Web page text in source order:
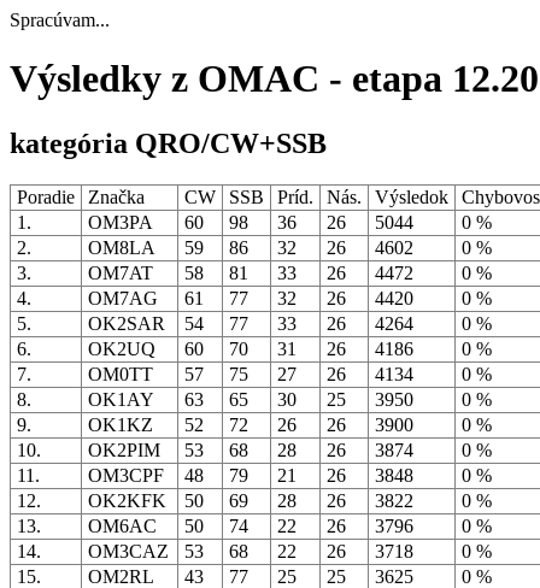
Spracúvam...
Výsledky z OMAC - etapa
kategória QRO/CW+SSB
Poradie Značka CW SSB Príd. Nás. Výsledok
1.
OM3PA 60 98 36 26 5044
0 %
2.
OM8LA 59 86 32 26 4602
0 %
3.
OM7AT 58 81 33 26 4472
0 %
4.
OM7AG 61 77 32 26 4420
0 %
5.
OK2SAR 54 77 33 26 4264
0 %
6.
OK2UQ 60 70 31 26 4186
0 %
7.
OM0TT 57 75 27 26 4134
0 %
8.
OK1AY 63 65 30 25 3950
0 %
9.
OK1KZ 52 72 26 26 3900
0 %
10.
OK2PIM 53 68 28 26 3874
0 %
11.
OM3CPF 48 79 21 26 3848
0 %
12.
OK2KFK 50 69 28 26 3822
0 %
13.
OM6AC 50 74 22 26 3796
0 %
14.
OM3CAZ 53 68 22 26 3718
0 %
15.
OM2RL 43 77 25 25 3625
0 %